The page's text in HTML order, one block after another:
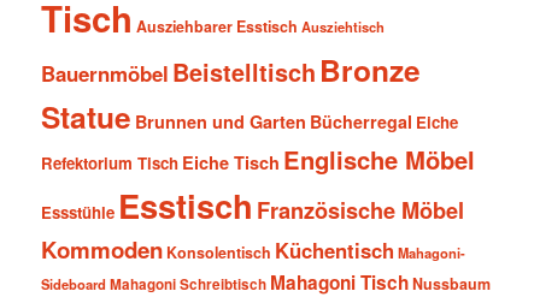
Tisch Ausziehbarer Esstisch Ausziehtisch
Bauernmöbel Beistelltisch Bronze
Statue Brunnen und Garten Bücherregal Eiche
Refektorium Tisch Eiche Tisch Englische Möbel
Essstühle Esstisch Französische Möbel
Kommoden Konsolentisch Küchentisch Mahagoni-
SideboardMahagoni Schreibtisch Mahagoni TischNussbaum